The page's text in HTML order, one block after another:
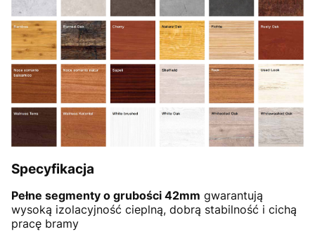
Specyfikacja
Pełne segmenty o grubości 42mm gwarantują
wysoką izolacyjność cieplną, dobrą stabilność i cichą
pracę bramy